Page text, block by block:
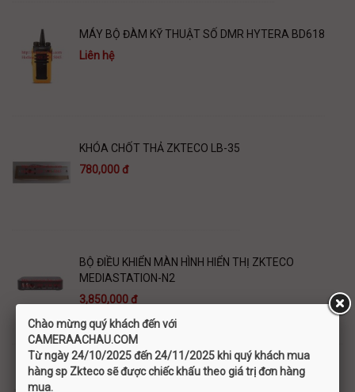
MÁY BỘ ĐÀM KỸ THUẬT SỐ DMR HYTERA BD618
Liên hệ
KHÓA CHỐT THẢ ZKTECO LB-35
780,000 đ
BỘ ĐIỀU KHIỂN MÀN HÌNH HIỂN THỊ ZKTECO
MEDIASTATION-N2
3,850,000 đ
BỘ PHÂN TẦNG THANG MÁY ZKTECO EC10
Chào mừng quý khách đến với
CAMERAACHAU.COM
Từ ngày 24/10/2025 đến 24/11/2025 khi quý khách mua
hàng sp Zkteco sẽ được chiếc khấu theo giá trị đơn hàng
mua.